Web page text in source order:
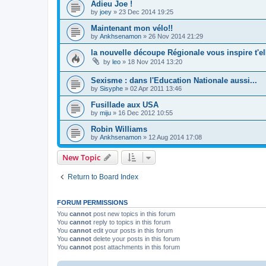
Adieu Joe !
by joey » 23 Dec 2014 19:25
Maintenant mon vélo!!
by Ankhsenamon » 26 Nov 2014 21:29
la nouvelle découpe Régionale vous inspire
by leo » 18 Nov 2014 13:20
Sexisme : dans l'Education Nationale aussi...
by Sisyphe » 02 Apr 2011 13:46
Fusillade aux USA
by miju » 16 Dec 2012 10:55
Robin Williams
by Ankhsenamon » 12 Aug 2014 17:08
New Topic
Return to Board Index
FORUM PERMISSIONS
You cannot post new topics in this forum
You cannot reply to topics in this forum
You cannot edit your posts in this forum
You cannot delete your posts in this forum
You cannot post attachments in this forum